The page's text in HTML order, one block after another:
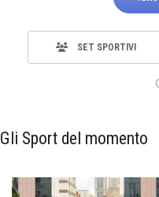
SET SPORTIVI
Gli Sport del momento